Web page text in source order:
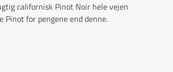
californisk Pinot Noir hele vejen
for pengene end denne.